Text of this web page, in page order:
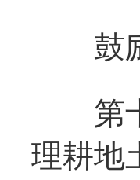
鼓励
第
理耕地